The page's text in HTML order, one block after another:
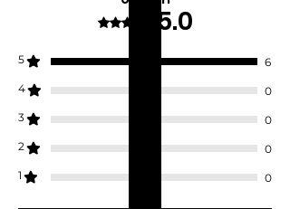
Rasa yang terbaik di setiap Puffnya.
Dinilai 5 dari 5 bintang.
5.0
5
6
4
0
3
0
2
0
1
0